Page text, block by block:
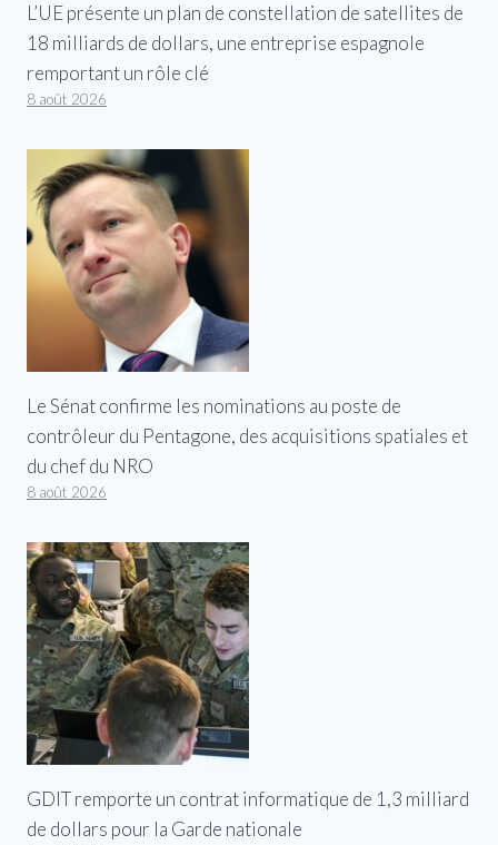
L’UE présente un plan de constellation de satellites de
18 milliards de dollars, une entreprise espagnole
remportant un rôle clé
8 août 2026
Le Sénat confirme les nominations au poste de
contrôleur du Pentagone, des acquisitions spatiales et
du chef du NRO
8 août 2026
GDIT remporte un contrat informatique de 1,3 milliard
de dollars pour la Garde nationale